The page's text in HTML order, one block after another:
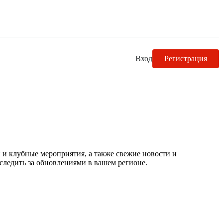
Вход Регистрация
клубные мероприятия, а также свежие новости и
за обновлениями в вашем регионе.